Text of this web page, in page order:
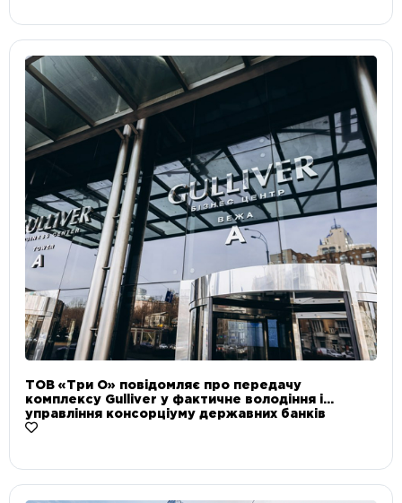
ТОВ «Три О» повідомляє про передачу
комплексу Gulliver у фактичне володіння і
управління консорціуму державних банків